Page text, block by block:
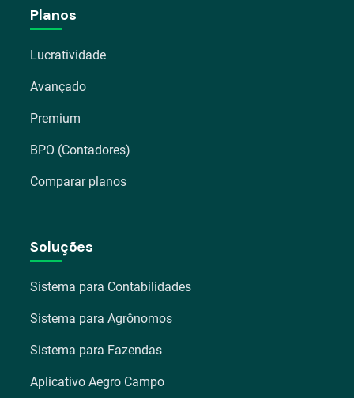
Planos
Lucratividade
Avançado
Premium
BPO (Contadores)
Comparar planos
Soluções
Sistema para Contabilidades
Sistema para Agrônomos
Sistema para Fazendas
Aplicativo Aegro Campo